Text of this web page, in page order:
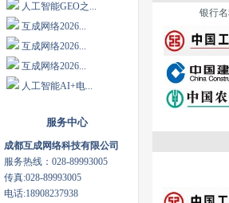
人工智能GEO之...
互成网络2026...
互成网络2026...
互成网络2026...
人工智能AI+电...
服务中心
成都互成网络科技有限公司
服务热线：028-89993005
传真:028-89993005
电话:18908237938
银行